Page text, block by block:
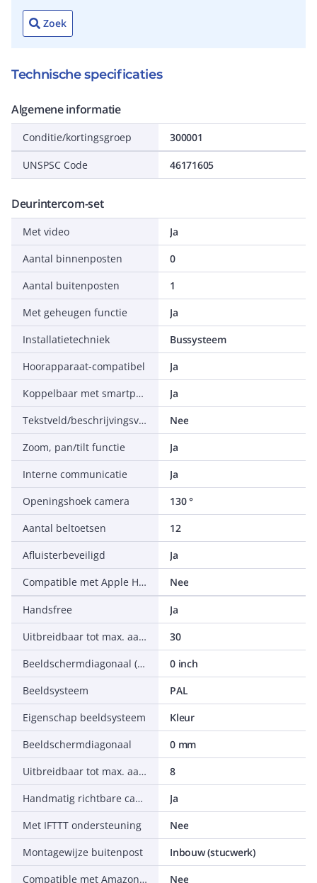
Zoek
Technische specificaties
Algemene informatie
Conditie/kortingsgroep 300001
UNSPSC Code 46171605
Deurintercom-set
Met video
Ja
Aantal binnenposten
0
Aantal buitenposten
1
Met geheugen functie
Ja
Installatietechniek
Bussysteem
Hoorapparaat-compatibel
Ja
Koppelbaar met smartphone
Ja
Tekstveld/beschrijvingsvlak
Nee
Zoom, pan/tilt functie
Ja
Interne communicatie
Ja
Openingshoek camera
130 °
Aantal beltoetsen
12
Afluisterbeveiligd
Ja
Compatible met Apple HomeKit
Nee
Handsfree
Ja
Uitbreidbaar tot max. aantal binnenposten
30
Beeldschermdiagonaal (inch)
0 inch
Beeldsysteem
PAL
Eigenschap beeldsysteem
Kleur
Beeldschermdiagonaal
0 mm
Uitbreidbaar tot max. aantal buitenposten
8
Handmatig richtbare camera
Ja
Met IFTTT ondersteuning
Nee
Montagewijze buitenpost
Inbouw (stucwerk)
Compatible met Amazon Alexa
Nee